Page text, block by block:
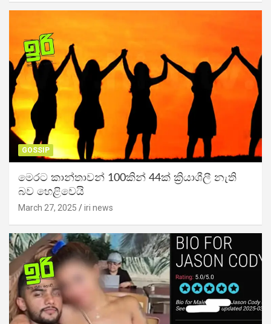
GOSSIP
මෙරට කාන්තාවන් 100කින් 44ක් ක්‍රියාශීලී නැති
බව හෙළිවෙයි
March 27, 2025 iri news